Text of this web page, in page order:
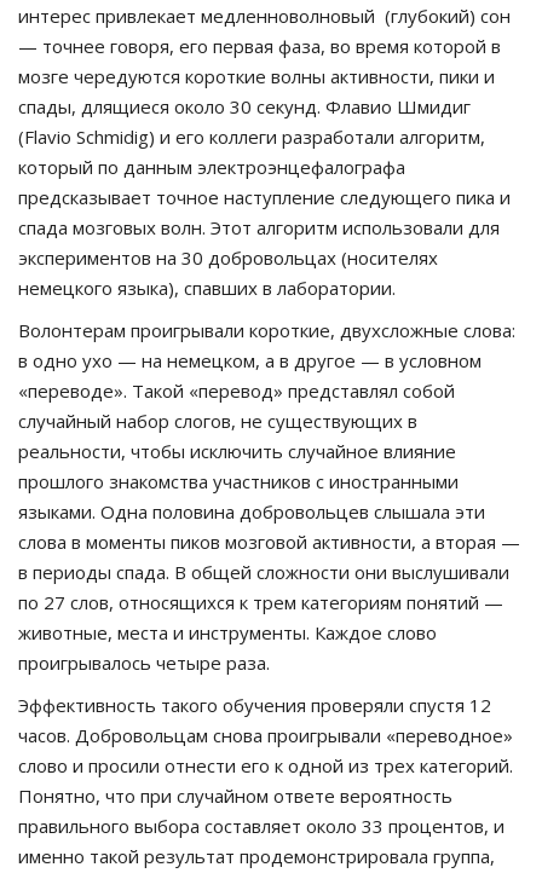
интерес привлекает медленноволновый (глубокий) сон
— точнее говоря, его первая фаза, во время которой в
мозге чередуются короткие волны активности, пики и
спады, длящиеся около 30 секунд. Флавио Шмидиг
(Flavio Schmidig) и его коллеги разработали алгоритм,
который по данным электроэнцефалографа
предсказывает точное наступление следующего пика и
спада мозговых волн. Этот алгоритм использовали для
экспериментов на 30 добровольцах (носителях
немецкого языка), спавших в лаборатории.
Волонтерам проигрывали короткие, двухсложные слова:
в одно ухо — на немецком, а в другое — в условном
«переводе». Такой «перевод» представлял собой
случайный набор слогов, не существующих в
реальности, чтобы исключить случайное влияние
прошлого знакомства участников с иностранными
языками. Одна половина добровольцев слышала эти
слова в моменты пиков мозговой активности, а вторая —
в периоды спада. В общей сложности они выслушивали
по 27 слов, относящихся к трем категориям понятий —
животные, места и инструменты. Каждое слово
проигрывалось четыре раза.
Эффективность такого обучения проверяли спустя 12
часов. Добровольцам снова проигрывали «переводное»
слово и просили отнести его к одной из трех категорий.
Понятно, что при случайном ответе вероятность
правильного выбора составляет около 33 процентов, и
именно такой результат продемонстрировала группа,